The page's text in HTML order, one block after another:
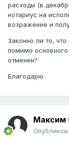
расходы (в
нотариус на
возражение и
Законно ли то,
помимо
отменен?
Благодарю
Максим